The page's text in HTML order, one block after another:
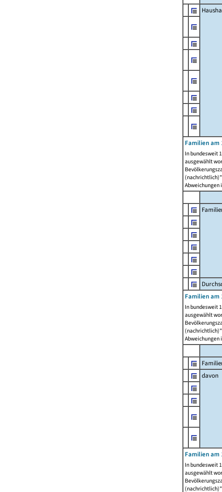
Familien am
In bundesweit
ausgewählt
Abweichungen
Familien am
In bundesweit
ausgewählt
Abweichungen
davon
Familien am
In bundesweit
ausgewählt